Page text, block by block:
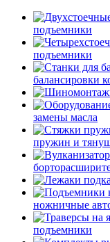
подъемники
подъемники
балансировки
замены масла
пружин и
ножничные
подъемники